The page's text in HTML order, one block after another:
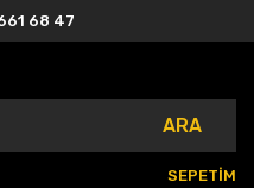
68 47
ARA
SEPETİM